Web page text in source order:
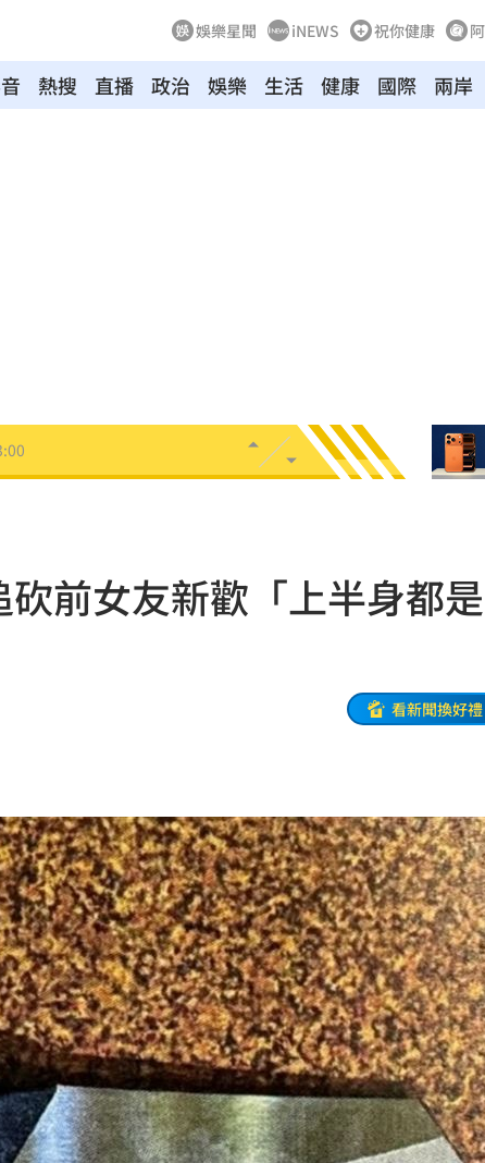
娛樂星聞 iNEWS 祝你健康
熱搜 直播 政治 娛樂 生活 健康 國際 兩岸
前女友新歡「上半身都是
看新聞換好禮